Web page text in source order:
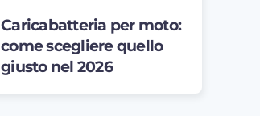
Caricabatteria per moto:
come scegliere quello
giusto nel 2026